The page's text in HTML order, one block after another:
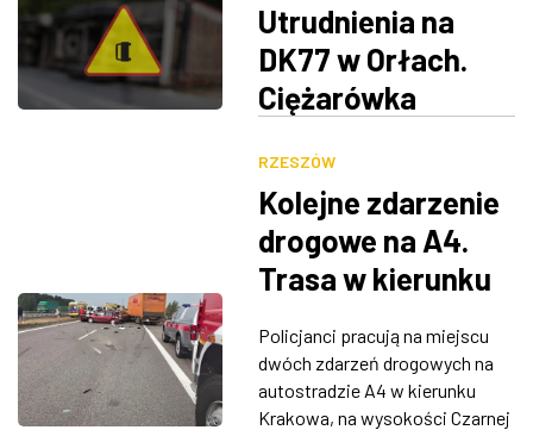
Utrudnienia na
DK77 w Orłach.
Ciężarówka
droga częściowo
zablokowana
RZESZÓW
Kolejne zdarzenie
drogowe na A4.
Trasa w kierunku
całkowicie
zablokowana
Policjanci pracują na miejscu
dwóch zdarzeń drogowych na
autostradzie A4 w kierunku
Krakowa, na wysokości Czarnej